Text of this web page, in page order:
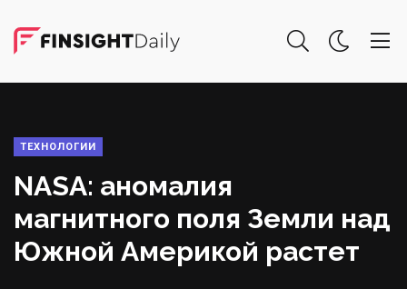
ТЕХНОЛОГИИ
NASA: аномалия
магнитного поля Земли над
Южной Америкой растет